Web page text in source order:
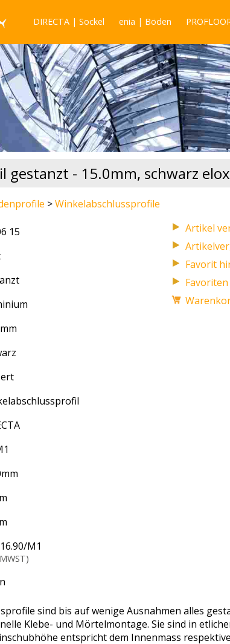
DIRECTA | Sockel enia | Böden
gestanzt - 15.0mm, schwarz
>Winkelabschlussprofile
15
mm
/M1
sind bis auf wenige Ausnahmen alles
Klebe- und Mörtelmontage. Sie sind in
entspricht dem Innenmass